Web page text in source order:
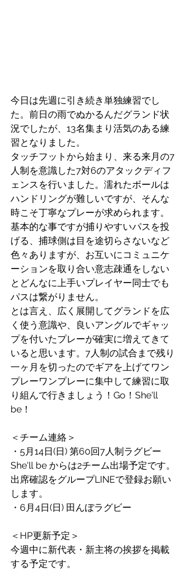
今日は先週に引き続き単独練習でし
た。前日の雨でぬかるんだグランド状
況でしたが、13名集まり活気のある練
習となりました。
タッチフットから始まり、来る来月の7
人制を意識した7対6のアタックディフ
ェンスを行いました。濡れたボールは
ハンドリングが難しいですが、そんな
時こそ丁寧なプレーが求められます。
基本的な事ですが捕りやすいパスを投
げる、捕球側は目を途切らさないなど
色々ありますが、お互いにコミュニケ
ーションを取り合い意志疎通をしない
とどんなに上手いプレイヤー同士でも
パスは繋がりません。
とは言え、広く展開してグランドを広
く使う意識や、良いアングルでギャッ
プを付いたプレーが確実に増えてきて
いると思います。7人制の試合まで残り
一ヶ月を切ったのでギアを上げてワン
プレーワンプレーに集中して練習に取
り組んで行きましょう！Go！She'll
be！
＜チーム連絡＞
・5月14日(日) 第60回7人制ラグビー
She'll be からは2チーム出場予定です。
出席確認をグループLINEで登録お願い
します。
・6月4日(日) 田んぼラグビー
＜HP更新予定＞
今週中に新代表・新主将の挨拶を掲載
する予定です。